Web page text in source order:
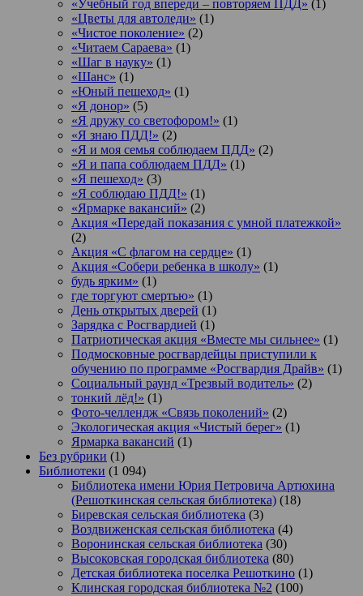
«Учебный год впереди – повторяем ПДД» (1)
«Цветы для автоледи» (1)
«Чистое поколение» (2)
«Читаем Сараева» (1)
«Шаг в науку» (1)
«Шанс» (1)
«Юный пешеход» (1)
«Я донор» (5)
«Я дружу со светофором!» (1)
«Я знаю ПДД!» (2)
«Я и моя семья соблюдаем ПДД» (2)
«Я и папа соблюдаем ПДД» (1)
«Я пешеход» (3)
«Я соблюдаю ПДД!» (1)
«Ярмарке вакансий» (2)
Акция «Передай показания с умной платежкой»
(2)
Акция «С флагом на сердце» (1)
Акция «Собери ребенка в школу» (1)
будь ярким» (1)
где торгуют смертью» (1)
День открытых дверей (1)
Зарядка с Росгвардией (1)
Патриотическая акция «Вместе мы сильнее» (1)
Подмосковные росгвардейцы приступили к
обучению по программе «Росгвардия Драйв» (1)
Социальный раунд «Трезвый водитель» (2)
тонкий лёд!» (1)
Фото-челлендж «Связь поколений» (2)
Экологическая акция «Чистый берег» (1)
Ярмарка вакансий (1)
Без рубрики (1)
Библиотеки (1 094)
Библиотека имени Юрия Петровича Артюхина
(Решоткинская сельская библиотека) (18)
Биревская сельская библиотека (3)
Воздвиженская сельская библиотека (4)
Воронинская сельская библиотека (30)
Высоковская городская библиотека (80)
Детская библиотека поселка Решоткино (1)
Клинская городская библиотека №2 (100)